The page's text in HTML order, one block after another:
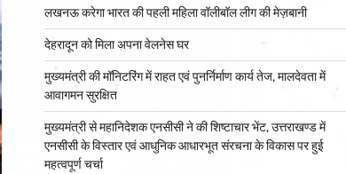
लखनऊ करेगा भारत की पहली महिला वॉलीबॉल लीग की मेज़बानी
देहरादून को मिला अपना वेलनेस घर
मुख्यमंत्री की मॉनिटरिंग में राहत एवं पुनर्निर्माण कार्य तेज, मालदेवता में
आवागमन सुरक्षित
मुख्यमंत्री से महानिदेशक एनसीसी ने की शिष्टाचार भेंट, उत्तराखण्ड में
एनसीसी के विस्तार एवं आधुनिक आधारभूत संरचना के विकास पर हुई
महत्वपूर्ण चर्चा